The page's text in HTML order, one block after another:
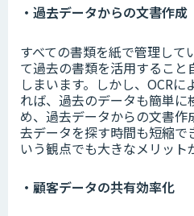
・過去データからの文書作成
すべての書類を紙で管理して
て過去の書類を活用すること
しまいます。しかし、OCR
れば、過去のデータも簡単
め、過去データからの文書作
去データを探す時間も短縮で
いう観点でも大きなメリット
・顧客データの共有効率化